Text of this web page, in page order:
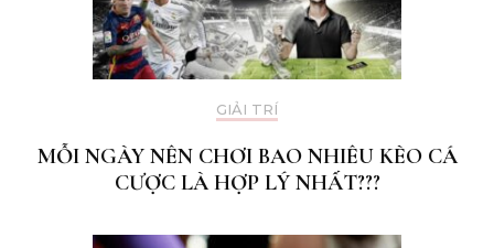
GIẢI TRÍ
MỖI NGÀY NÊN CHƠI BAO NHIÊU KÈO CÁ
CƯỢC LÀ HỢP LÝ NHẤT???